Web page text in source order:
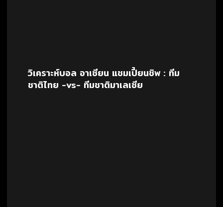
วิเคราะห์บอล อาเซียน แชมเปี้ยนชิพ : ทีม
ชาติไทย -vs- ทีมชาติมาเลเซีย